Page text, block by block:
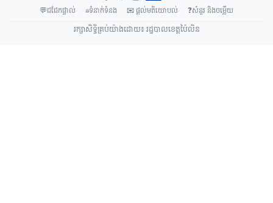
💬ជជែកផ្ទាល់ ☎ទំនាក់ទំនង ✉ ផ្តល់មតិយោបល់
❓សំនួរ និង​ចម្លើយ
រក្សាសិទ្ធិគ្រប់យ៉ាងដោយ៖ រដ្ឋបាលខេត្តប៉ៃលិន